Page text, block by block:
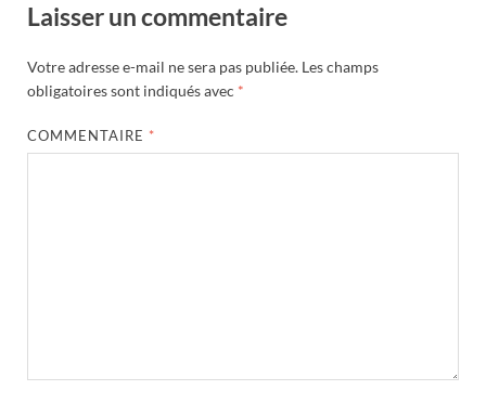
Laisser un commentaire
Votre adresse e-mail ne sera pas publiée. Les champs
obligatoires sont indiqués avec *
COMMENTAIRE *